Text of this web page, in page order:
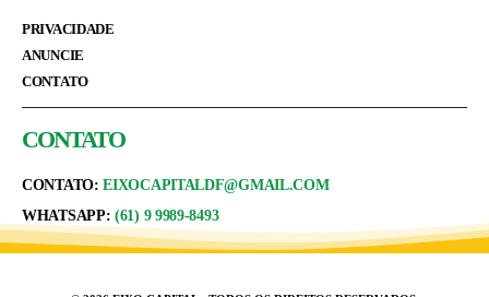
PRIVACIDADE
ANUNCIE
CONTATO
CONTATO
CONTATO:EIXOCAPITALDF@GMAIL.COM
WHATSAPP: (61) 9 9989-8493